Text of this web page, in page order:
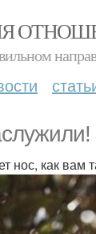
нос, как вам